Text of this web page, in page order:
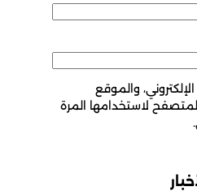
والموقع
لاستخدامها المرة